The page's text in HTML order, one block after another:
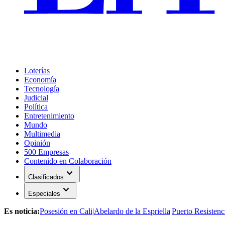
Loterías
Economía
Tecnología
Judicial
Política
Entretenimiento
Mundo
Multimedia
Opinión
500 Empresas
Contenido en Colaboración
Clasificados expand_more
Especiales expand_more
Es noticia:Posesión en Cali|Abelardo de la Espriella|Puerto